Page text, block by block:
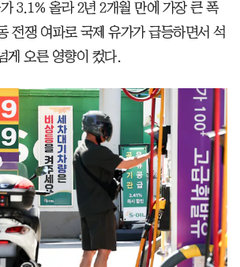
3.1% 올라 2년 2개월 만에 가장 큰 폭
전쟁 여파로 국제 유가가 급등하면서 석
게 오른 영향이 컸다.